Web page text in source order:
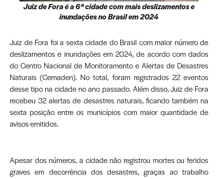
Juiz de Fora é a 6ª cidade com mais deslizamentos e
inundações no Brasil em 2024
Juiz de Fora foi a sexta cidade do Brasil com maior número de
deslizamentos e inundações em 2024, de acordo com dados
do Centro Nacional de Monitoramento e Alertas de Desastres
Naturais (Cemaden). No total, foram registrados 22 eventos
desse tipo na cidade no ano passado. Além disso, Juiz de Fora
recebeu 32 alertas de desastres naturais, ficando também na
sexta posição entre os municípios com maior quantidade de
avisos emitidos.
Apesar dos números, a cidade não registrou mortes ou feridos
graves em decorrência dos desastres, graças ao trabalho